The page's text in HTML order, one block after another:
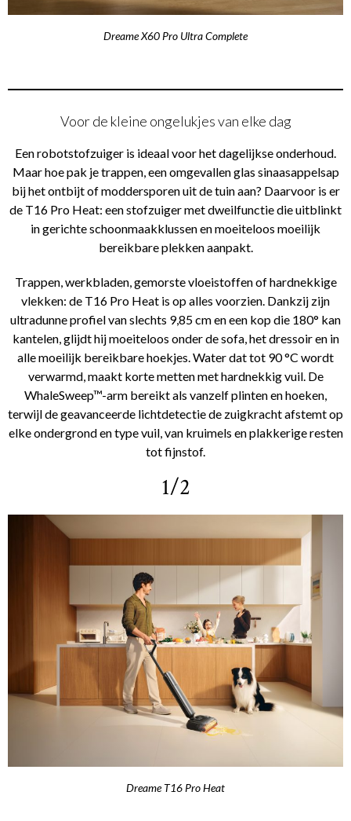
Dreame X60 Pro Ultra Complete
Voor de kleine ongelukjes van elke dag
Een robotstofzuiger is ideaal voor het dagelijkse onderhoud.
Maar hoe pak je trappen, een omgevallen glas sinaasappelsap
bij het ontbijt of moddersporen uit de tuin aan? Daarvoor is er
de T16 Pro Heat: een stofzuiger met dweilfunctie die uitblinkt
in gerichte schoonmaakklussen en moeiteloos moeilijk
bereikbare plekken aanpakt.
Trappen, werkbladen, gemorste vloeistoffen of hardnekkige
vlekken: de T16 Pro Heat is op alles voorzien. Dankzij zijn
ultradunne profiel van slechts 9,85 cm en een kop die 180° kan
kantelen, glijdt hij moeiteloos onder de sofa, het dressoir en in
alle moeilijk bereikbare hoekjes. Water dat tot 90 °C wordt
verwarmd, maakt korte metten met hardnekkig vuil. De
WhaleSweep™-arm bereikt als vanzelf plinten en hoeken,
terwijl de geavanceerde lichtdetectie de zuigkracht afstemt op
elke ondergrond en type vuil, van kruimels en plakkerige resten
tot fijnstof.
1/2
Dreame T16 Pro Heat